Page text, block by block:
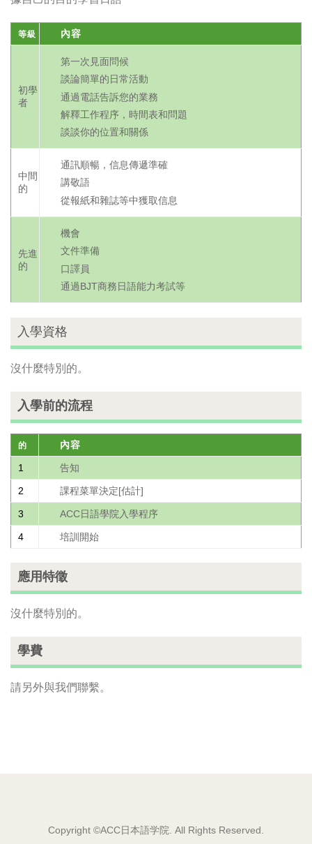
等級 內容
初學
者
第一次見面問候
談論簡單的日常活動
通過電話告訴您的業務
解釋工作程序，時間表和問題
談談你的位置和關係
中間
的
通訊順暢，信息傳遞準確
講敬語
從報紙和雜誌等中獲取信息
先進
的
機會
文件準備
口譯員
通過BJT商務日語能力考試等
入學資格
沒什麼特別的。
入學前的流程
的 內容
1 告知
2 課程菜單決定[估計]
3 ACC日語學院入學程序
4 培訓開始
應用特徵
沒什麼特別的。
學費
請另外與我們聯繫。
Copyright ©ACC日本語学院. All Rights Reserved.